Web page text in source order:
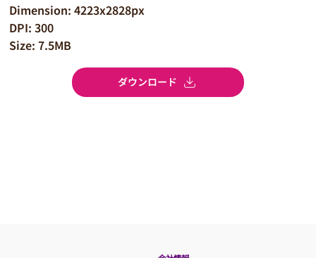
Dimension: 4223x2828px
DPI: 300
Size: 7.5MB
ダウンロード